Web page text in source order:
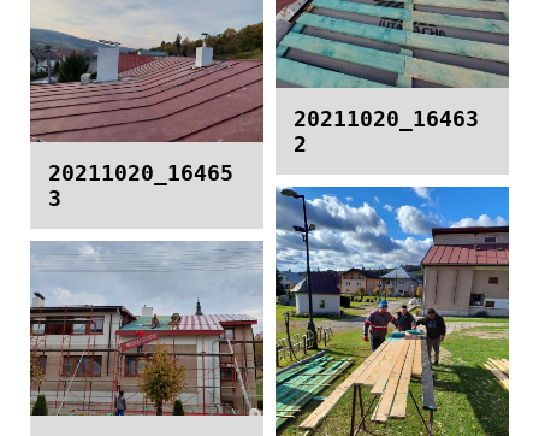
20211020_16465
3
20211020_16463
2